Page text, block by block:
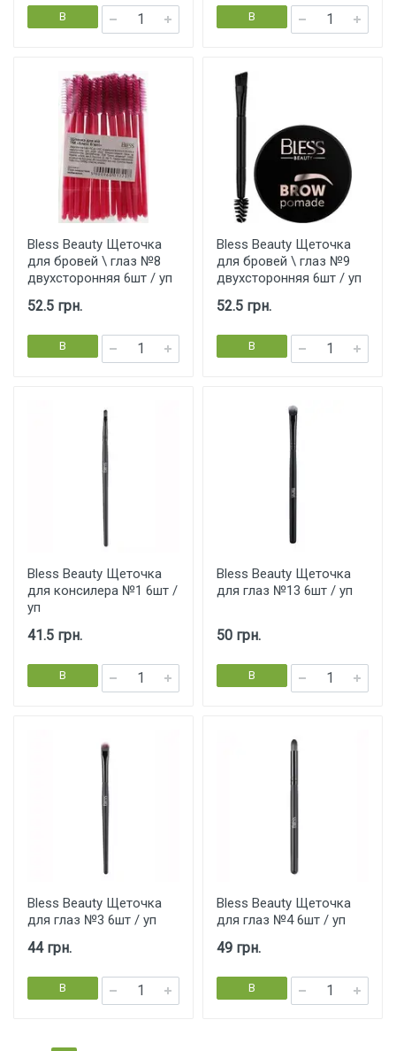
В
корзину
В
корзину
Bless Beauty Щеточка
для бровей \ глаз №8
двухсторонняя 6шт / уп
52.5 грн.
В
корзину
Bless Beauty Щеточка
для бровей \ глаз №9
двухсторонняя 6шт / уп
52.5 грн.
В
корзину
Bless Beauty Щеточка
для консилера №1 6шт /
уп
41.5 грн.
В
корзину
Bless Beauty Щеточка
для глаз №13 6шт / уп
50 грн.
В
корзину
Bless Beauty Щеточка
для глаз №3 6шт / уп
44 грн.
В
корзину
Bless Beauty Щеточка
для глаз №4 6шт / уп
49 грн.
В
корзину